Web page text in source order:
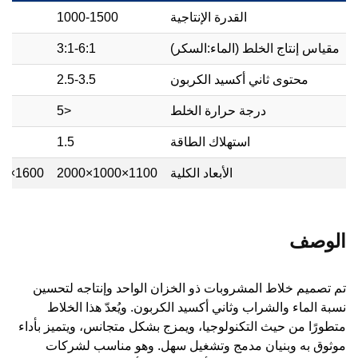
القدرة الإنتاجية 1000-1500
مقياس إنتاج الخلط (الماء:السكر) 3:1-6:1
محتوى ثاني أكسيد الكربون 2.5-3.5
درجة حرارة الخلط <5
استهلاك الطاقة 1.5
الأبعاد الكلية 1100×1000×2000
1600×1100×2200
الوصف
تم تصميم خلاط المشروبات ذو الخزان الواحد وإنتاجه لتحسين
نسبة الماء والشراب وثاني أكسيد الكربون. ويُعدّ هذا الخلاط
متطورًا من حيث التكنولوجيا، ويمزج بشكل متجانس، ويتميز بأداء
موثوق به وبنيان مدمج وتشغيل سهل. وهو مناسب لشركات